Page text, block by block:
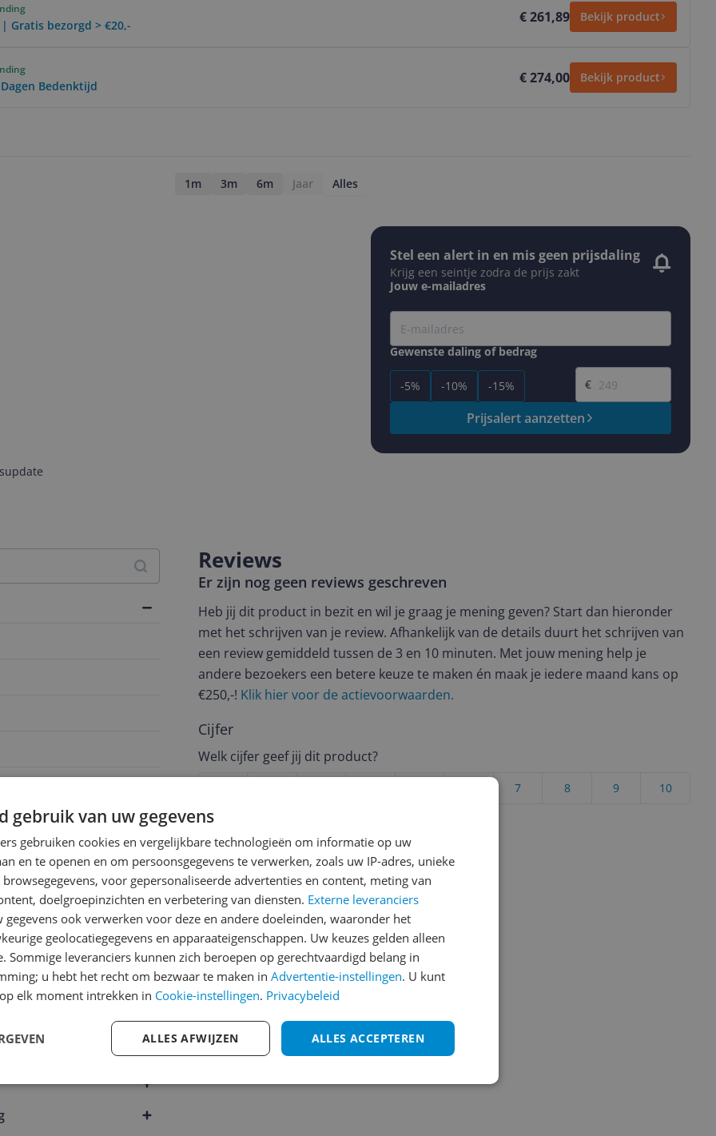
Gratis bezorgd > €20,- € 261,89 Bekijk product
Bedenktijd € 274,00 Bekijk product
1m 3m 6m Jaar Alles
Stel een alert in en mis geen prijsdaling
Krijg een seintje zodra de prijs zakt
Jouw e-mailadres
Gewenste daling of bedrag
-5% -10% -15%
Gewenste prijs
€
Prijsalert aanzetten
Reviews
Er zijn nog geen reviews geschreven
Heb jij dit product in bezit en wil je graag je mening geven? Start dan hieronder
met het schrijven van je review. Afhankelijk van de details duurt het schrijven van
een review gemiddeld tussen de 3 en 10 minuten. Met jouw mening help je
andere bezoekers een betere keuze te maken én maak je iedere maand kans op
€250,-! Klik hier voor de actievoorwaarden.
Cijfer
Welk cijfer geef jij dit product?
10
9
8
7
gebruik van uw gegevens
gebruiken cookies en vergelijkbare technologieën om informatie op uw
en te openen en om persoonsgegevens te verwerken, zoals uw IP-adres, unieke
voor gepersonaliseerde advertenties en content, meting van
doelgroepinzichten en verbetering van diensten. Externe leveranciers
ook verwerken voor deze en andere doeleinden, waaronder het
geolocatiegegevens en apparaateigenschappen. Uw keuzes gelden alleen
Sommige leveranciers kunnen zich beroepen op gerechtvaardigd belang in
u hebt het recht om bezwaar te maken in Advertentie-instellingen. U kunt
elk moment intrekken in Cookie-instellingen. Privacybeleid
ALLES ACCEPTEREN
ALLES AFWIJZEN